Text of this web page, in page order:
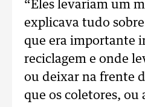
“Eles levariam um
explicava tudo
que era importante
reciclagem e onde
ou deixar na frente
que os coletores, ou